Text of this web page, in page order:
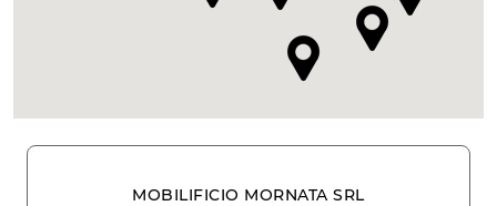
MOBILIFICIO MORNATA SRL